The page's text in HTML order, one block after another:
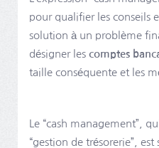
pour qualifier les conseils
solution à un problème
désigner les comptes
taille conséquente et les
Le “cash management”,
“gestion de trésorerie”,